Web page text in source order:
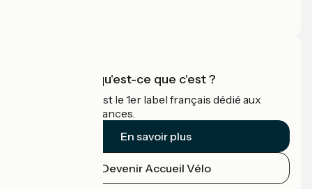
Accueil Vélo qu'est-ce que c'est ?
Accueil Vélo c'est le 1er label français dédié aux
cyclistes en vacances.
En savoir plus
Devenir Accueil Vélo